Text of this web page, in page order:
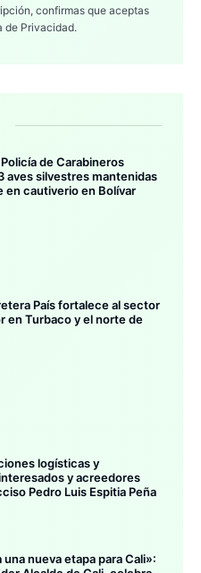
confirmas que aceptas
de Privacidad.
de Carabineros
aves silvestres mantenidas
en cautiverio en Bolívar
País fortalece al sector
en Turbaco y el norte de
logísticas y
y acreedores
Pedro Luis Espitia Peña
una nueva etapa para Cali»: